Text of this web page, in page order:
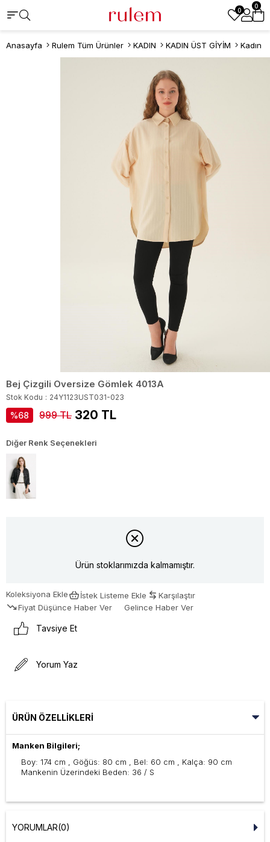
0
0
Anasayfa Rulem Tüm Ürünler KADIN KADIN ÜST GİYİM Kadın
Bej Çizgili Oversize Gömlek 4013A
Stok Kodu 24Y1123UST031-023
68 999 TL 320 TL
Diğer Renk Seçenekleri
Ürün stoklarımızda kalmamıştır.
Koleksiyona Ekle İstek Listeme Ekle
Karşılaştır
Fiyat Düşünce Haber Ver
Gelince Haber Ver
Tavsiye Et
Yorum Yaz
ÜRÜN ÖZELLIKLERI
Manken Bilgileri;
Boy: 174 cm , Göğüs: 80 cm , Bel: 60 cm , Kalça: 90 cm
Mankenin Üzerindeki Beden: 36 / S
YORUMLAR(0)